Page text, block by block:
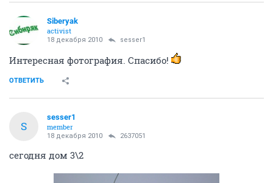
Siberyak
activist
18 декабря 2010 sesser1
Интересная фотография. Спасибо!
ОТВЕТИТЬ
S
sesser1
member
18 декабря 2010 2637051
сегодня дом 3\2